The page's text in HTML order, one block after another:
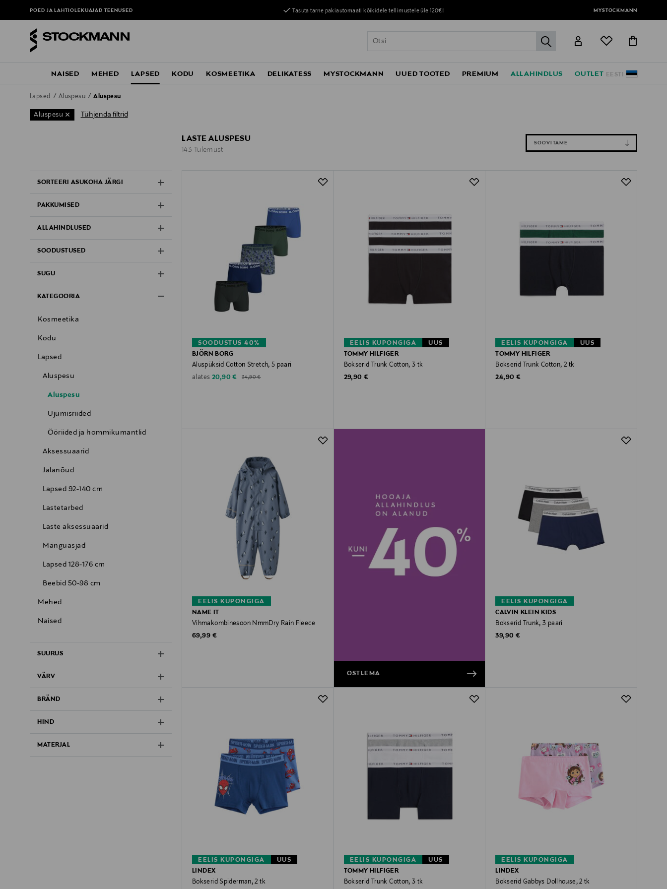
POED JA LAHTIOLEKUAJADTEENUSED Tasuta tarne pakiautomaati kõikidele tellimustele üle 120€! MYSTOCKMANN
label.header.go
EESTI
NAISED MEHED LAPSED KODU KOSMEETIKA DELIKATESS MYSTOCKMANN UUED TOOTED PREMIUM ALLAHINDLUS OUTLET
Lapsed Aluspesu Aluspesu
Aluspesu Tühjenda filtrid
SORTEERI ASUKOHA JÄRGI
PAKKUMISED
ALLAHINDLUSED
SOODUSTUSED
SUGU
KATEGOORIA
Kosmeetika
Kodu
Lapsed
Aluspesu
Aluspesu
Ujumisriided
Ööriided ja hommikumantlid
Aksessuaarid
Jalanõud
Lapsed 92-140 cm
Lastetarbed
Laste aksessuaarid
Mänguasjad
Lapsed 128-176 cm
Beebid 50-98 cm
Mehed
Naised
SUURUS
VÄRV
BRÄND
HIND
MATERJAL
LASTE ALUSPESU
143 Tulemust
SOOVITAME
SOODUSTUS 40%
BJÖRN BORG
Aluspüksid Cotton Stretch, 5 paari
alates Discounted Price
20,90 € Original Price
34,90 €
EELIS KUPONGIGA
UUS
TOMMY HILFIGER
Bokserid Trunk Cotton, 3 tk
Original Price
29,90 €
EELIS KUPONGIGA
UUS
TOMMY HILFIGER
Bokserid Trunk Cotton, 2 tk
Original Price
24,90 €
EELIS KUPONGIGA
NAME IT
Vihmakombinesoon NmmDry Rain Fleece
Original Price
69,99 €
OSTLEMA
EELIS KUPONGIGA
CALVIN KLEIN KIDS
Bokserid Trunk, 3 paari
Original Price
39,90 €
EELIS KUPONGIGA
UUS
LINDEX
Bokserid Spiderman, 2 tk
EELIS KUPONGIGA
UUS
TOMMY HILFIGER
Bokserid Trunk Cotton, 3 tk
EELIS KUPONGIGA
LINDEX
Bokserid Gabbys Dollhouse, 2 tk